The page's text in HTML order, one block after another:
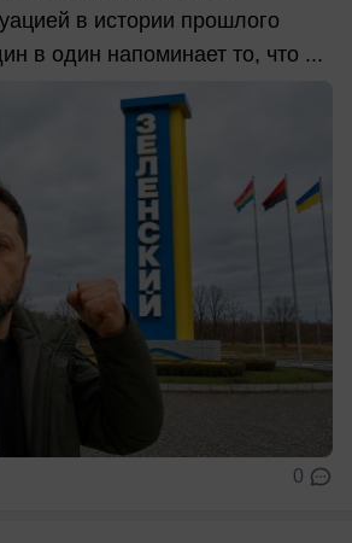
в истории прошлого
в один напоминает то, что ...
0